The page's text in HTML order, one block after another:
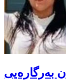
بەرگارەیی